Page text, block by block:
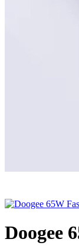
Doogee